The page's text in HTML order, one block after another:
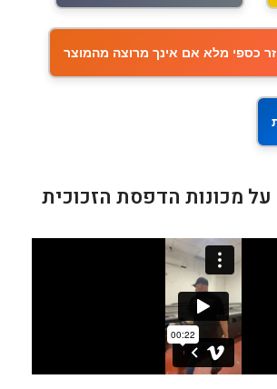
כספי מלא אם אינך מרוצה מהמוצר
על מכונות הדפסת הזכוכית